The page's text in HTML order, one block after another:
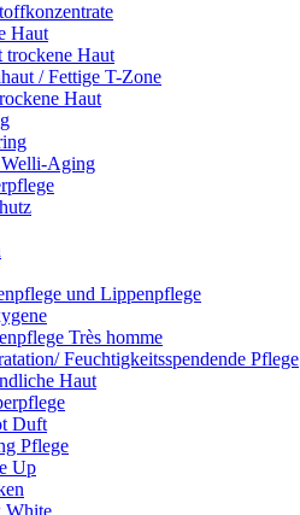
Haut
trockene Haut
/ Fettige T-Zone
Haut
Aging
und Lippenpflege
Très homme
Feuchtigkeitsspendende Pflege
Haut
Duft
Pflege
Up